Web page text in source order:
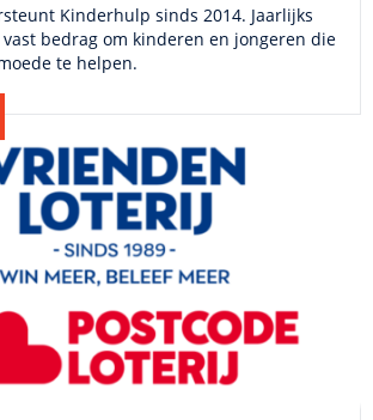
Kinderhulp sinds 2014. Jaarlijks
bedrag om kinderen en jongeren die
te helpen.